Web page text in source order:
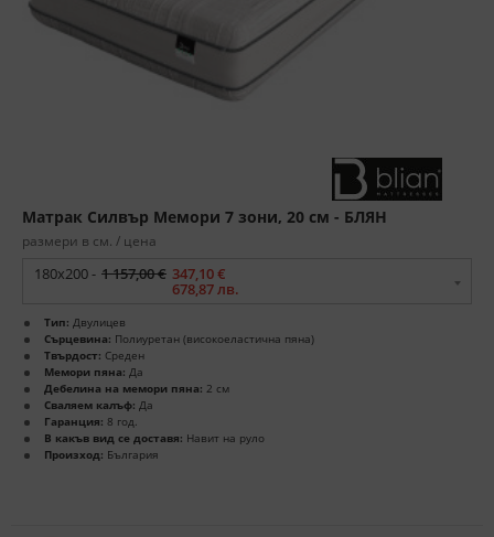
Матрак Силвър Мемори 7 зони, 20 см - БЛЯН
размери в см. / цена
180x200 - 1 157,00 € 347,10 €
678,87 лв.
Тип: Двулицев
Сърцевина: Полиуретан (високоеластична пяна)
Твърдост: Среден
Мемори пяна: Да
Дебелина на мемори пяна: 2 см
Сваляем калъф: Да
Гаранция: 8 год.
В какъв вид се доставя: Навит на руло
Произход: България